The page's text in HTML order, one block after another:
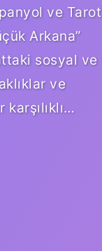
ve Tarot
Arkana”
sosyal ve
ve